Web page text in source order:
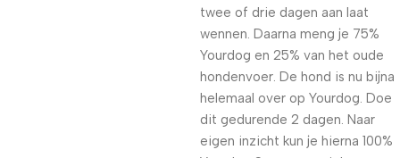
twee of drie dagen aan laat
wennen. Daarna meng je 75%
Yourdog en 25% van het oude
hondenvoer. De hond is nu bijna
helemaal over op Yourdog. Doe
dit gedurende 2 dagen. Naar
eigen inzicht kun je hierna 100%